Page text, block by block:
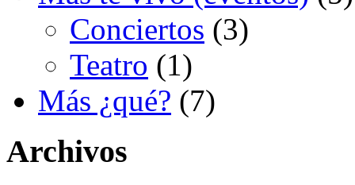
Conciertos (3)
Teatro (1)
Más ¿qué? (7)
Archivos